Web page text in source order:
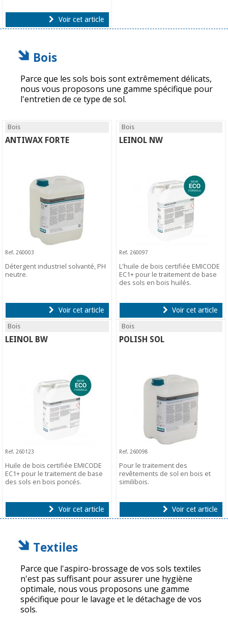
Voir cet article
Bois
Parce que les sols bois sont extrêmement délicats,
nous vous proposons une gamme spécifique pour
l'entretien de ce type de sol.
Bois
ANTIWAX FORTE
Ref. 260003
Détergent industriel solvanté, PH
neutre.
Voir cet article
Bois
LEINOL NW
Ref. 260097
L'huile de bois certifiée EMICODE
EC1+ pour le traitement de base
des sols en bois huilés.
Voir cet article
Bois
LEINOL BW
Ref. 260123
Huile de bois certifiée EMICODE
EC1+ pour le traitement de base
des sols en bois poncés.
Voir cet article
Bois
POLISH SOL
Ref. 260098
Pour le traitement des
revêtements de sol en bois et
similibois.
Voir cet article
Textiles
Parce que l'aspiro-brossage de vos sols textiles
n'est pas suffisant pour assurer une hygiène
optimale, nous vous proposons une gamme
spécifique pour le lavage et le détachage de vos
sols.